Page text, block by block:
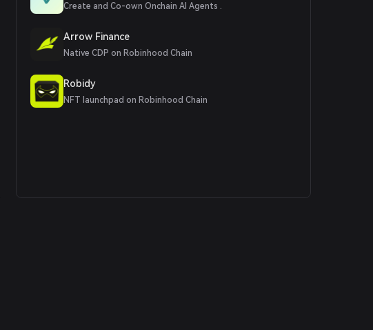
Create and Co-own Onchain AI Agents .
Arrow Finance
Native CDP on Robinhood Chain
Robidy
NFT launchpad on Robinhood Chain